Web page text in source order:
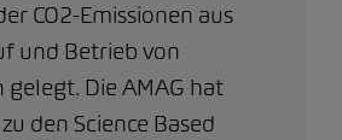
CO2-Emissionen aus
und Betrieb von
gelegt. Die AMAG hat
den Science Based